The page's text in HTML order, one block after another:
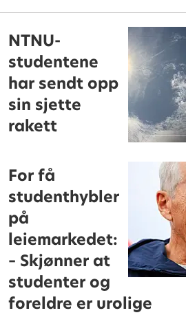
NTNU-
studentene
har sendt opp
sin sjette
rakett
For få
studenthybler
på
leiemarkedet:
– Skjønner at
studenter og
foreldre er urolige